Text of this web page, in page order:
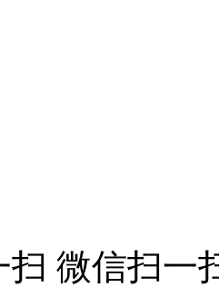
微信扫一